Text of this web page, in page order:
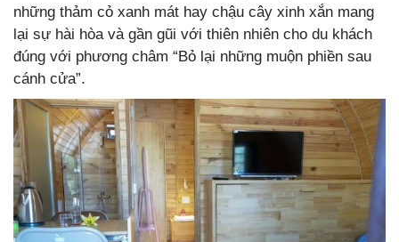
những thảm cỏ xanh mát hay chậu cây xinh xắn mang
lại sự hài hòa và gần gũi với thiên nhiên cho du khách
đúng với phương châm “Bỏ lại những muộn phiền sau
cánh cửa”.